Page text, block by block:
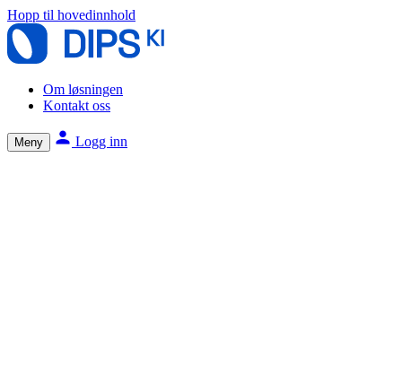
Hopp til hovedinnhold
Om løsningen
Kontakt oss
Meny Logg inn